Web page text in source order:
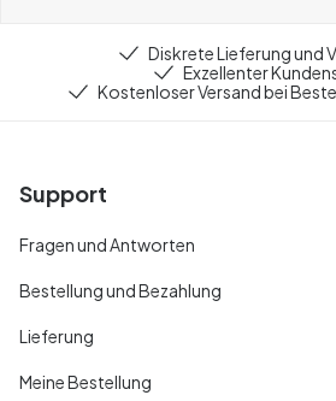
Diskrete Lieferung und
Exzellenter
Kostenloser Versand bei
Support
Fragen und Antworten
Bestellung und Bezahlung
Lieferung
Meine Bestellung